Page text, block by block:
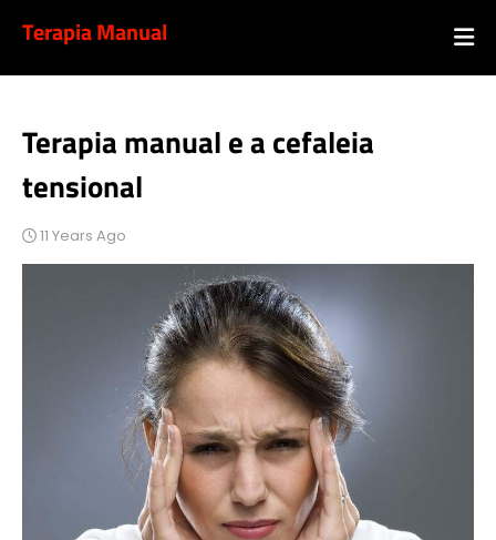
Terapia Manual
Terapia manual e a cefaleia
tensional
11 Years Ago